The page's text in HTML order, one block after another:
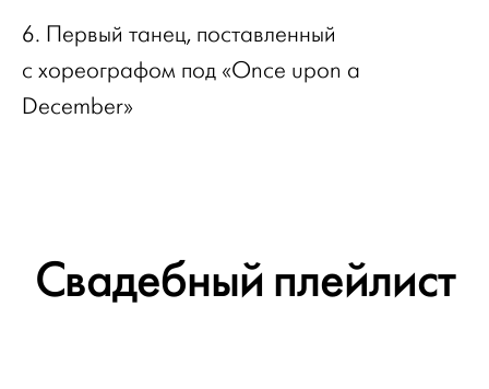
6. Первый танец, поставленный
с хореографом под «Once upon a
December»
Свадебный плейлист